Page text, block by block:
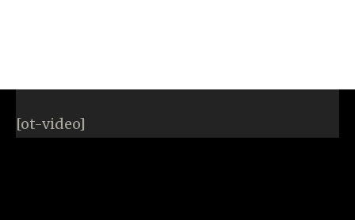
[ot-video]